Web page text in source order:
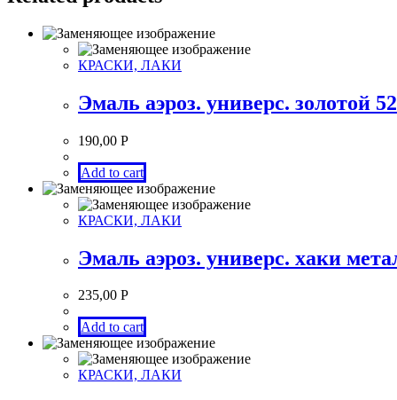
КРАСКИ, ЛАКИ
Эмаль аэроз. универс. золотой
190,00 Р
Add to cart
КРАСКИ, ЛАКИ
Эмаль аэроз. универс. хаки
235,00 Р
Add to cart
КРАСКИ, ЛАКИ